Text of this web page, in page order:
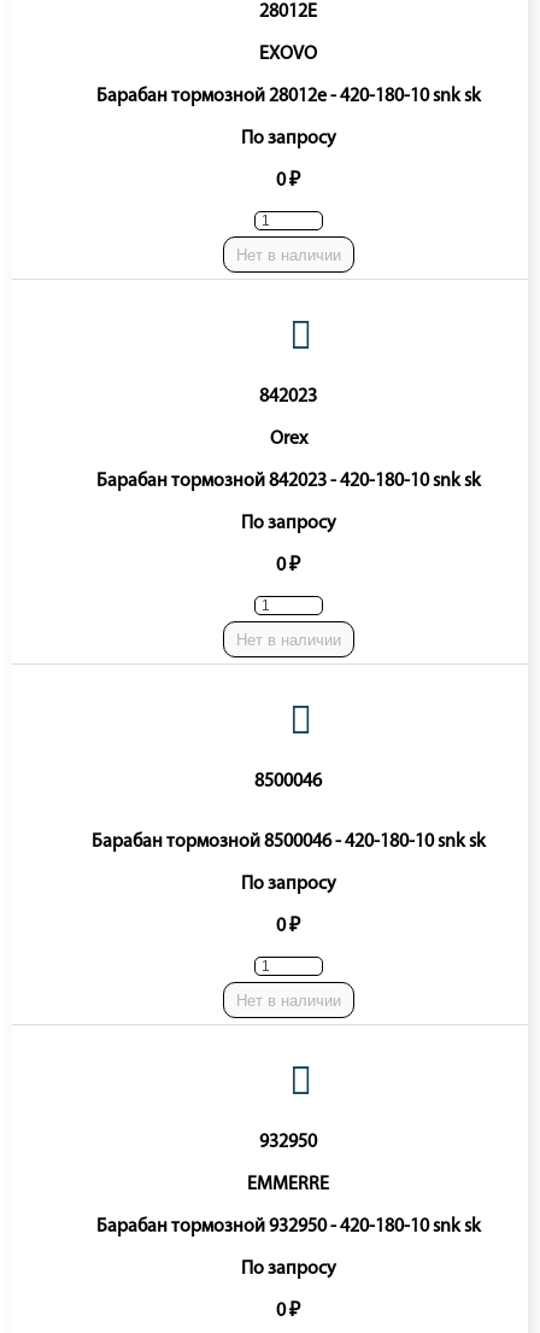
28012E
EXOVO
Барабан тормозной 28012e - 420-180-10 snk sk
По запросу
0 ₽
Нет в наличии
842023
Orex
Барабан тормозной 842023 - 420-180-10 snk sk
По запросу
0 ₽
Нет в наличии
8500046
Барабан тормозной 8500046 - 420-180-10 snk sk
По запросу
0 ₽
Нет в наличии
932950
EMMERRE
Барабан тормозной 932950 - 420-180-10 snk sk
По запросу
0 ₽